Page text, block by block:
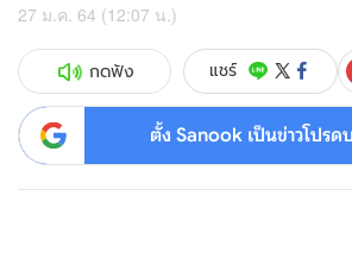
27 ม.ค. 64 (12:07 น.)
กดฟัง แชร์
ตั้ง Sanook เป็นข่าวโปร